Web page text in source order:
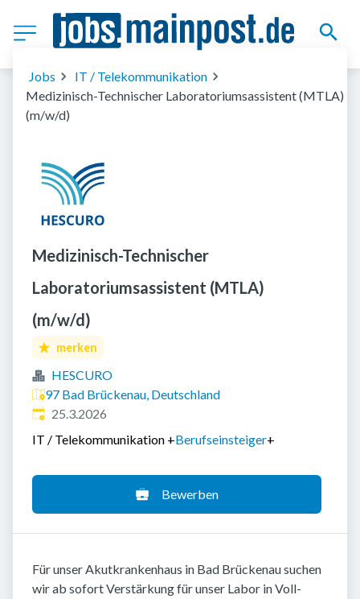
Jobs
IT / Telekommunikation
Medizinisch-Technischer Laboratoriumsassistent (MTLA)
(m/w/d)
Medizinisch-Technischer
Laboratoriumsassistent (MTLA)
(m/w/d)
merken
HESCURO
97 Bad Brückenau, Deutschland
Veröffentlicht
25.3.2026
IT / Telekommunikation +Berufseinsteiger+
Bewerben
Für unser Akutkrankenhaus in Bad Brückenau suchen
wir ab sofort Verstärkung für unser Labor in Voll-